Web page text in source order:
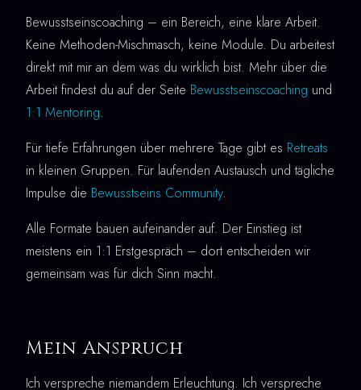
Bewusstseinscoaching – ein Bereich, eine klare Arbeit.
Keine Methoden-Mischmasch, keine Module. Du arbeitest
direkt mit mir an dem was du wirklich bist. Mehr über die
Arbeit findest du auf der Seite Bewusstseinscoaching und
1:1 Mentoring.
Für tiefe Erfahrungen über mehrere Tage gibt es Retreats
in kleinen Gruppen. Für laufenden Austausch und tägliche
Impulse die Bewusstseins Community.
Alle Formate bauen aufeinander auf. Der Einstieg ist
meistens ein 1:1 Erstgespräch – dort entscheiden wir
gemeinsam was für dich Sinn macht.
Mein Anspruch
Ich verspreche niemandem Erleuchtung. Ich verspreche